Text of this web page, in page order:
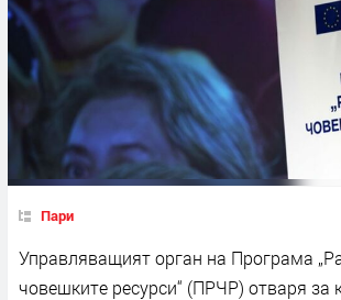
Пари
Управляващият орган на Програма
човешките ресурси“ (ПРЧР) отваря за